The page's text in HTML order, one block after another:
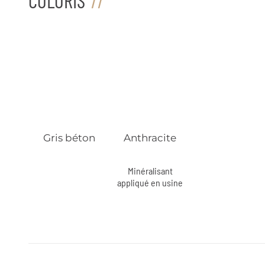
Gris béton Anthracite
Minéralisant
appliqué en usine